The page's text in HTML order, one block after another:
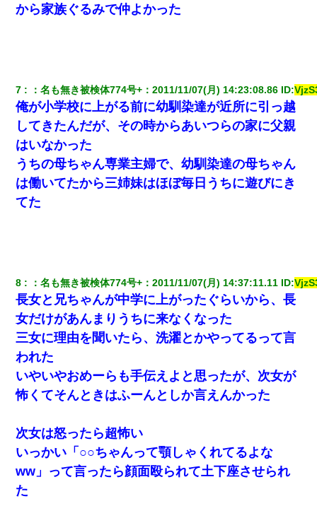
22歳の頃、父に36歳の男性とお見合いをしてくれと頼まれた。父
の親会社の経営者の息子さんだったので、父も喜んで私の写真を
とっさに女児を捕まえたら変質者扱いされた。母親「あっち行っ
てよ！気持ち悪い！（ｼｯｼｯ」→ 後日、俺を見つけた母親がすっ飛
んできて・・・
旦那の元カノをSNSで探して写真を保存して顔面評価スレで写真
を晒してた。ほとんどがブスという評価の中で二人ほど意外に好
評価で苦々しく思った
張り紙が！大家「面倒はごめんだよ」私「はあ」→警察に行き、
見回りで犯人が捕まったが、それが…｜生活｜ヌルポあんてな
新卒の女性社員に1年半ストーカーされていた。俺「マジで怖い」
上司「話をしてみる」→女性社員「実は10数年前に…」
朝起きたら嫁がいなかった。俺（嫁も嫁実家も電話に出ない…不
安だ）→ 仕事を早退して帰宅すると、嫁と嫁両親と知らない男が
２人・・・
32歳ワイ、34歳の可愛い女と付き合うも現実を知ってしまい無事
死亡・・・
【GJ!】会社から帰宅中、広い駐車場にエンジンかけっ放しの車を
発見。しかも「ヒィ～」みたいな声も聞こえてきたので気になっ
て近寄ったら女の子がおっさんの下敷きになってた
から家族ぐるみで仲よかった
7 ：名も無き被検体774号+ ：2011/11/07(月) 14:23:08.86 ID:
俺が小学校に上がる前に幼馴染達が近所に引っ越
してきたんだが、その時からあいつらの家に父親
はいなかった
うちの母ちゃん専業主婦で、幼馴染達の母ちゃん
は働いてたから三姉妹はほぼ毎日うちに遊びにき
てた
8 ：名も無き被検体774号+ ：2011/11/07(月) 14:37:11.11 ID:
長女と兄ちゃんが中学に上がったぐらいから、長
女だけがあんまりうちに来なくなった
三女に理由を聞いたら、洗濯とかやってるって言
われた
いやいやおめーらも手伝えよと思ったが、次女が
怖くてそんときはふーんとしか言えんかった
次女は怒ったら超怖い
いっかい「○○ちゃんって顎しゃくれてるよな
ww」って言ったら顔面殴られて土下座させられ
た